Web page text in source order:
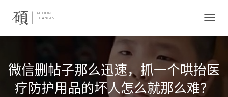
换
微信删帖子那么迅速，抓一个哄抬医
疗防护用品的坏人怎么就那么难？